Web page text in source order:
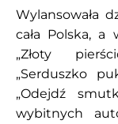
Wylansowała
cała Polska, a
„Złoty
„Serduszko
„Odejdź
wybitnych